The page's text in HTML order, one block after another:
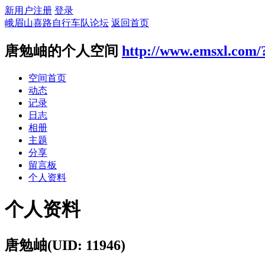
新用户注册 登录
峨眉山喜路自行车队论坛 返回首页
唐勉岫的个人空间 http://www.emsxl.com/
空间首页
动态
记录
日志
相册
主题
分享
留言板
个人资料
个人资料
唐勉岫(UID: 11946)